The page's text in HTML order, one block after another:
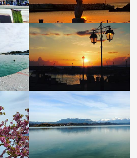
ΠΑΛΟΥΚΙ
ΠΑΛΟΥΚΙ ΛΙΜΑΝΑΚΙ
ΛΙΜΝΗ ΠΗΝΕΙΟΥ